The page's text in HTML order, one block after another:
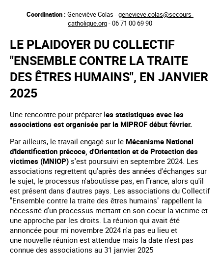
principal
Coordination : Geneviève Colas -genevieve.colas@secours-
catholique.org- 06 71 00 69 90
LE PLAIDOYER DU COLLECTIF
"ENSEMBLE CONTRE LA TRAITE
DES ÊTRES HUMAINS", EN JANVIER
2025
Une rencontre pour préparer les statistiques avec les
associations est organisée par la MIPROF début février.
Par ailleurs, le travail engagé sur le Mécanisme National
d'Identification précoce, d'Orientation et de Protection des
victimes (MNIOP) s'est poursuivi en septembre 2024. Les
associations regrettent qu'après des années d'échanges sur
le sujet, le processus n'aboutisse pas, en France, alors qu'il
est présent dans d'autres pays. Les associations du Collectif
"Ensemble contre la traite des êtres humains" rappellent la
nécessité d'un processus mettant en son coeur la victime et
une approche par les droits. La réunion qui avait été
annoncée pour mi novembre 2024 n'a pas eu lieu et
une nouvelle réunion est attendue mais la date n'est pas
connue des associations au 31 janvier 2025